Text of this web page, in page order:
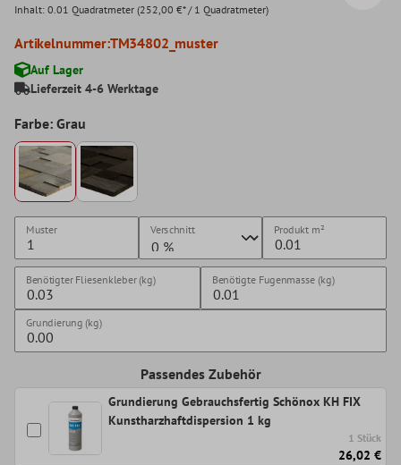
Inhalt: 0.01 Quadratmeter (252,00 €* / 1 Quadratmeter)
Artikelnummer:TM34802_muster
Auf Lager
Lieferzeit 4-6 Werktage
Farbe: Grau
Muster Verschnitt Produkt m²
Benötigter Fliesenkleber (kg) Benötigte Fugenmasse (kg)
Grundierung (kg)
Passendes Zubehör
Grundierung Gebrauchsfertig Schönox KH FIX
Kunstharzhaftdispersion 1 kg
1 Stück
26,02 €